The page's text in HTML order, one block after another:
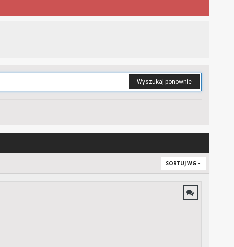
Wyszukaj ponownie
SORTUJ WG